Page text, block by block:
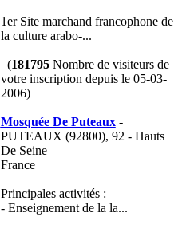
1er Site marchand francophone de
la culture arabo-...
(181795Nombre de visiteurs de
votre inscription depuis le 05-03-
2006)
Mosquée De Puteaux-
PUTEAUX (92800), 92 - Hauts
De Seine
France
Principales activités :
- Enseignement de la la...